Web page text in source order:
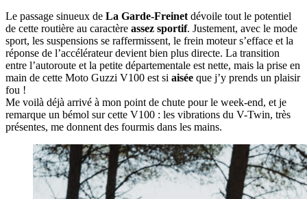
Le passage sinueux de La Garde-Freinetdévoile tout le potentiel
de cette routière au caractère assez sportif. Justement, avec le mode
sport, les suspensions se raffermissent, le frein moteur s’efface et la
réponse de l’accélérateur devient bien plus directe. La transition
entre l’autoroute et la petite départementale est nette, mais la prise en
main de cette Moto Guzzi V100 est si aisée que j’y prends un plaisir
fou !
Me voilà déjà arrivé à mon point de chute pour le week-end, et je
remarque un bémol sur cette V100 : les vibrations du V-Twin, très
présentes, me donnent des fourmis dans les mains.